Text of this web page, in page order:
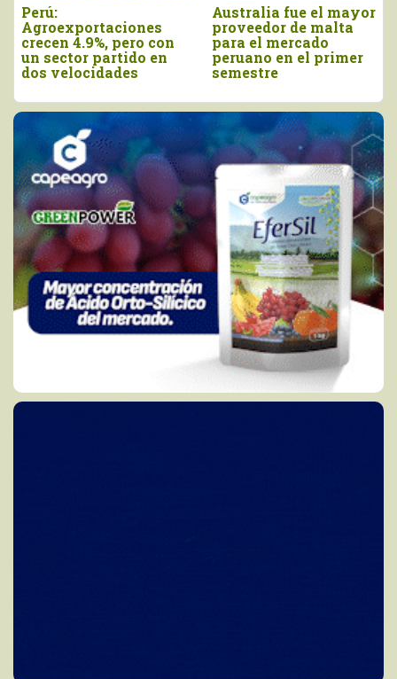
Perú:
Agroexportaciones
crecen 4.9%, pero con
un sector partido en
dos velocidades
Australia fue el mayor
proveedor de malta
para el mercado
peruano en el primer
semestre